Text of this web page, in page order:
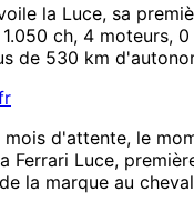
la Luce, sa
ch, 4 moteurs,
de 530 km
mois d'attente, le
Ferrari Luce,
la marque au